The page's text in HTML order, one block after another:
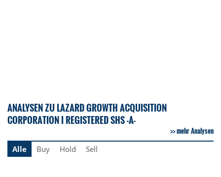
ANALYSEN ZU LAZARD GROWTH ACQUISITION
CORPORATION I REGISTERED SHS -A-
mehr Analysen
Alle
Buy Hold Sell